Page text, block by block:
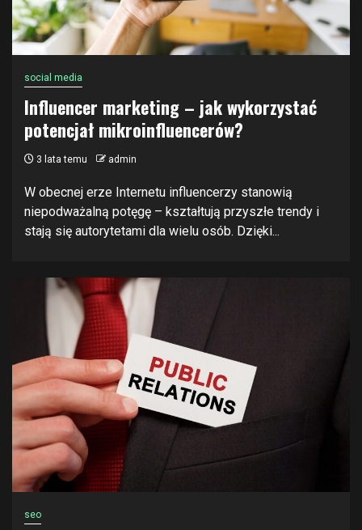
social media
Influencer marketing – jak wykorzystać
potencjał mikroinfluencerów?
3 lata temu admin
W obecnej erze Internetu influencerzy stanowią
niepodważalną potęgę – kształtują przyszłe trendy i
stają się autorytetami dla wielu osób. Dzięki...
seo